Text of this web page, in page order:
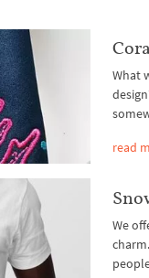
What
read
We